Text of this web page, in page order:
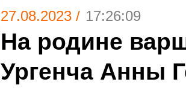
27.08.2023 / 17:26:09
На родине
Ургенча Анны